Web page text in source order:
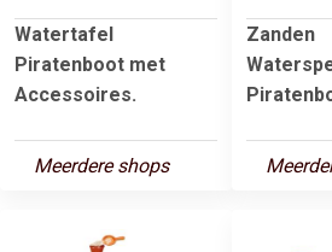
Watertafel
Piratenboot met
Accessoires.
Meerdere shops
Zanden